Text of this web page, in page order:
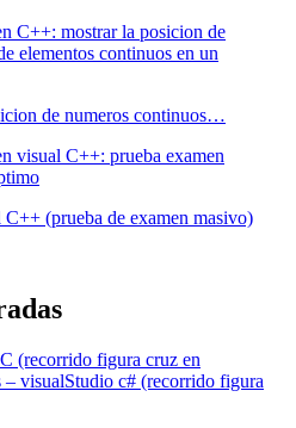
de numeros continuos…
(prueba de examen masivo)
(recorrido figura cruz en
– visualStudio c# (recorrido figura